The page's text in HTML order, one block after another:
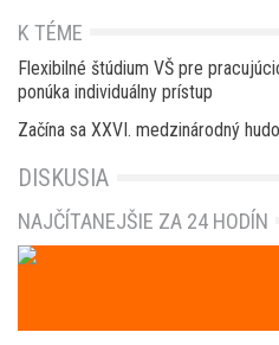
K TÉME
Flexibilné štúdium VŠ pre
ponúka individuálny prístup
Začína sa XXVI. medzinárodný
DISKUSIA
NAJČÍTANEJŠIE ZA 24 HODÍN